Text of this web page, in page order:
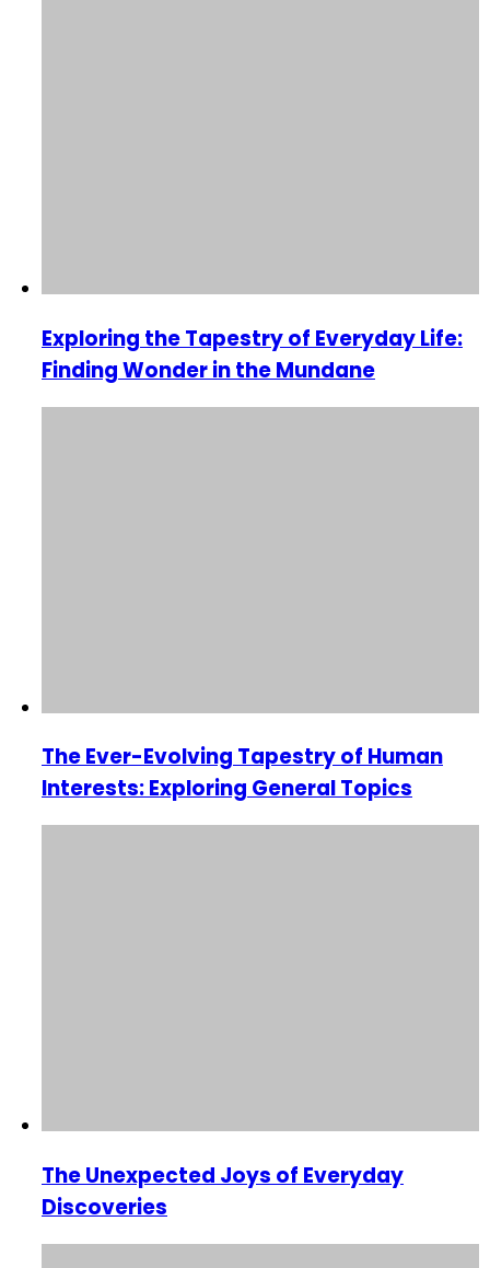
Exploring the Tapestry of Everyday Life:
Finding Wonder in the Mundane
The Ever-Evolving Tapestry of Human
Interests: Exploring General Topics
The Unexpected Joys of Everyday
Discoveries